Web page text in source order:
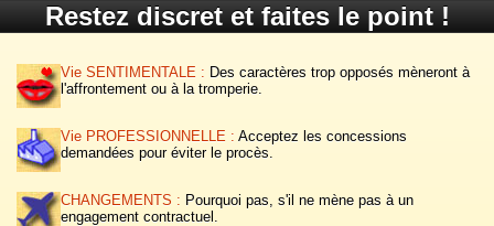
Restez discret et faites le point !
Vie SENTIMENTALE : Des caractères trop opposés mèneront à
l'affrontement ou à la tromperie.
Vie PROFESSIONNELLE : Acceptez les concessions
demandées pour éviter le procès.
CHANGEMENTS : Pourquoi pas, s'il ne mène pas à un
engagement contractuel.